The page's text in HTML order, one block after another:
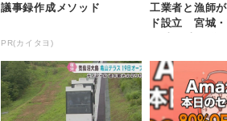
議事録作成メソッド
PR(カイタヨ)
工業者と漁師
ド設立 宮城